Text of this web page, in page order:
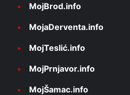
MojBrod.info
MojaDerventa.info
MojTeslić.info
MojPrnjavor.info
MojŠamac.info